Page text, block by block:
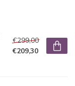
€299,00
€209,30